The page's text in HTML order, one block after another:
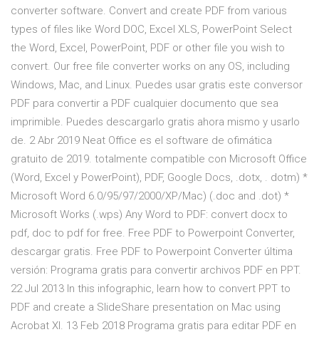
converter software. Convert and create PDF from various
types of files like Word DOC, Excel XLS, PowerPoint Select
the Word, Excel, PowerPoint, PDF or other file you wish to
convert. Our free file converter works on any OS, including
Windows, Mac, and Linux. Puedes usar gratis este conversor
PDF para convertir a PDF cualquier documento que sea
imprimible. Puedes descargarlo gratis ahora mismo y usarlo
de. 2 Abr 2019 Neat Office es el software de ofimática
gratuito de 2019. totalmente compatible con Microsoft Office
(Word, Excel y PowerPoint), PDF, Google Docs, .dotx, . dotm) *
Microsoft Word 6.0/95/97/2000/XP/Mac) (.doc and .dot) *
Microsoft Works (.wps) Any Word to PDF: convert docx to
pdf, doc to pdf for free. Free PDF to Powerpoint Converter,
descargar gratis. Free PDF to Powerpoint Converter última
versión: Programa gratis para convertir archivos PDF en PPT.
22 Jul 2013 In this infographic, learn how to convert PPT to
PDF and create a SlideShare presentation on Mac using
Acrobat XI. 13 Feb 2018 Programa gratis para editar PDF en